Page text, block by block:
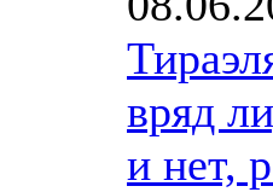
вряд
и нет,